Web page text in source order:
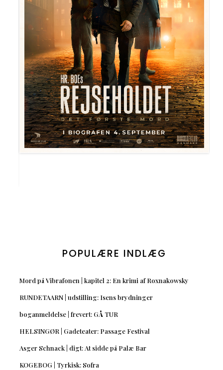
POPULÆRE INDLÆG
Mord på Vibrafonen | kapitel 2: En krimi af Roxnakowsky
RUNDETAARN | udstilling: Isens brydninger
boganmeldelse | frevert: GÅ TUR
HELSINGØR | Gadeteater: Passage Festival
Asger Schnack | digt: At sidde på Palæ Bar
KOGEBOG | Tyrkisk: Sofra